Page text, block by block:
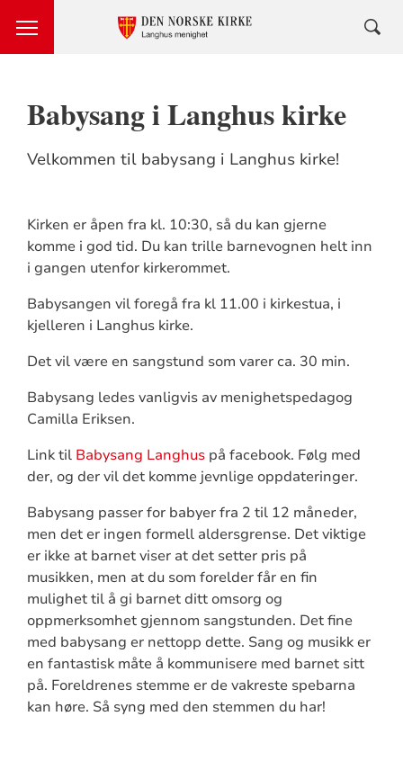
Babysang i Langhus kirke
Velkommen til babysang i Langhus kirke!
Kirken er åpen fra kl. 10:30, så du kan gjerne
komme i god tid. Du kan trille barnevognen helt inn
i gangen utenfor kirkerommet.
Babysangen vil foregå fra kl 11.00 i kirkestua, i
kjelleren i Langhus kirke.
Det vil være en sangstund som varer ca. 30 min.
Babysang ledes vanligvis av menighetspedagog
Camilla Eriksen.
Link til Babysang Langhuspå facebook. Følg med
der, og der vil det komme jevnlige oppdateringer.
Babysang passer for babyer fra 2 til 12 måneder,
men det er ingen formell aldersgrense. Det viktige
er ikke at barnet viser at det setter pris på
musikken, men at du som forelder får en fin
mulighet til å gi barnet ditt omsorg og
oppmerksomhet gjennom sangstunden. Det fine
med babysang er nettopp dette. Sang og musikk er
en fantastisk måte å kommunisere med barnet sitt
på. Foreldrenes stemme er de vakreste spebarna
kan høre. Så syng med den stemmen du har!